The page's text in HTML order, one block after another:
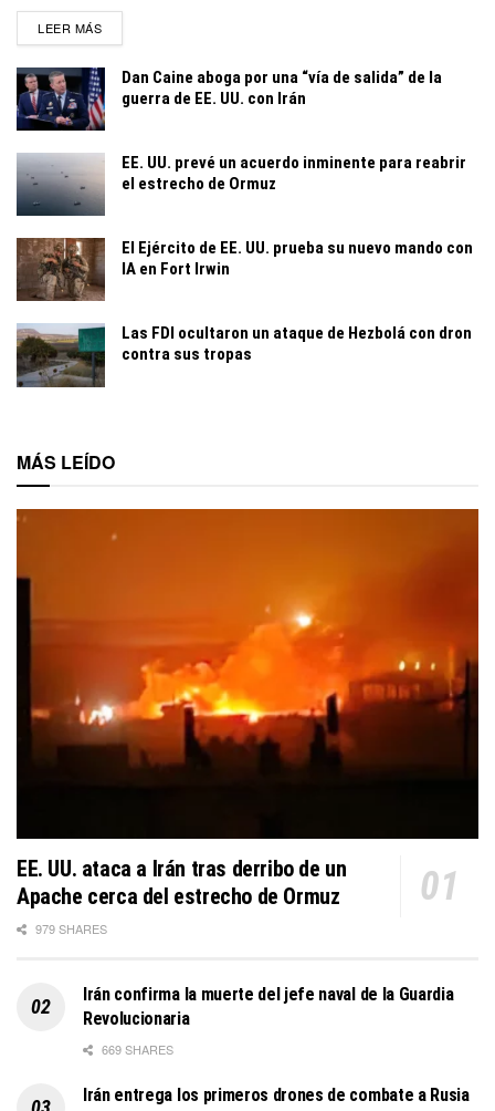
LEER MÁSDETAILS
Dan Caine aboga por una “vía de salida” de la
guerra de EE. UU. con Irán
EE. UU. prevé un acuerdo inminente para reabrir
el estrecho de Ormuz
El Ejército de EE. UU. prueba su nuevo mando con
IA en Fort Irwin
Las FDI ocultaron un ataque de Hezbolá con dron
contra sus tropas
MÁS LEÍDO
EE. UU. ataca a Irán tras derribo de un
Apache cerca del estrecho de Ormuz
979 SHARES
Irán confirma la muerte del jefe naval de la Guardia
Revolucionaria
669 SHARES
Irán entrega los primeros drones de combate a Rusia